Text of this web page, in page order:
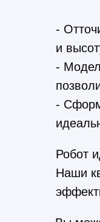
-
и
-
-
Робот
Наши